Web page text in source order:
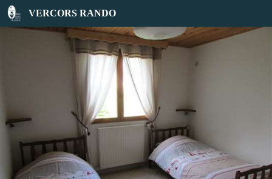
VERCORS RANDO
La Gaillardise FIORESE - ACKERMANN Julie et Jérome